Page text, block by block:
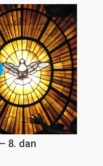
8. dan